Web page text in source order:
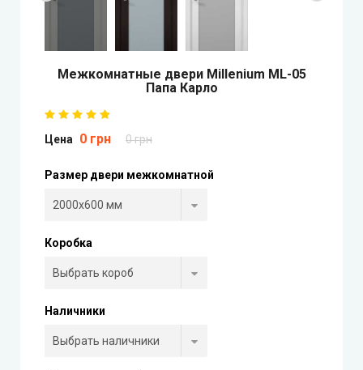
BRAMA (Брама)
MSDoors (МСДорс)
KFD (КФД)
LUXDOORS (ЛюксДорс)
Portalino Doors (Порталино)
Rezult
Межкомнатные двери Millenium ML-05
Папа Карло
Цена 0 грн 0 грн
Размер двери межкомнатной
Коробка
Наличники